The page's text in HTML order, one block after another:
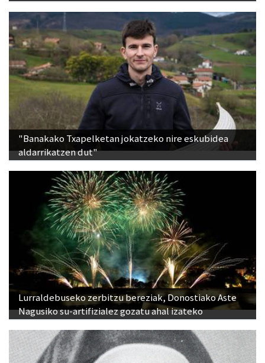
"Banakako Txapelketan jokatzeko nire eskubidea
aldarrikatzen dut"
Lurraldebuseko zerbitzu bereziak, Donostiako Aste
Nagusiko su-artifizialez gozatu ahal izateko